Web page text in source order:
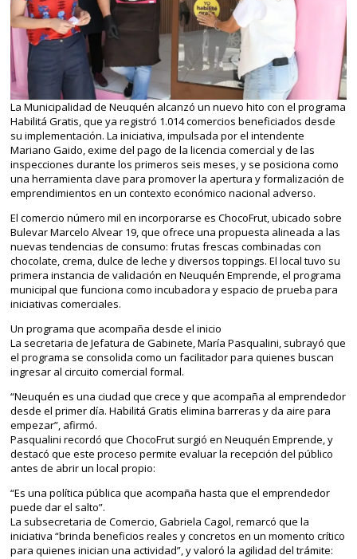
La Municipalidad de Neuquén alcanzó un nuevo hito con el programa
Habilitá Gratis, que ya registró 1.014 comercios beneficiados desde
su implementación. La iniciativa, impulsada por el intendente
Mariano Gaido, exime del pago de la licencia comercial y de las
inspecciones durante los primeros seis meses, y se posiciona como
una herramienta clave para promover la apertura y formalización de
emprendimientos en un contexto económico nacional adverso.
El comercio número mil en incorporarse es ChocoFrut, ubicado sobre
Bulevar Marcelo Alvear 19, que ofrece una propuesta alineada a las
nuevas tendencias de consumo: frutas frescas combinadas con
chocolate, crema, dulce de leche y diversos toppings. El local tuvo su
primera instancia de validación en Neuquén Emprende, el programa
municipal que funciona como incubadora y espacio de prueba para
iniciativas comerciales.
Un programa que acompaña desde el inicio
La secretaria de Jefatura de Gabinete, María Pasqualini, subrayó que
el programa se consolida como un facilitador para quienes buscan
ingresar al circuito comercial formal.
“Neuquén es una ciudad que crece y que acompaña al emprendedor
desde el primer día. Habilitá Gratis elimina barreras y da aire para
empezar”, afirmó.
Pasqualini recordó que ChocoFrut surgió en Neuquén Emprende, y
destacó que este proceso permite evaluar la recepción del público
antes de abrir un local propio:
“Es una política pública que acompaña hasta que el emprendedor
puede dar el salto”.
La subsecretaria de Comercio, Gabriela Cagol, remarcó que la
iniciativa “brinda beneficios reales y concretos en un momento crítico
para quienes inician una actividad”, y valoró la agilidad del trámite: